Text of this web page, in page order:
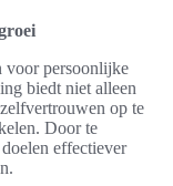
voor persoonlijke
biedt niet alleen
op te
Door te
effectiever